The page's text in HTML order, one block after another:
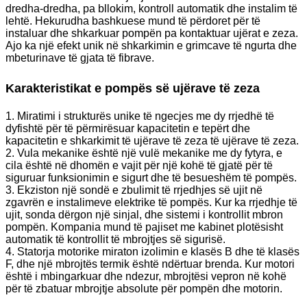
dredha-dredha, pa bllokim, kontroll automatik dhe instalim të
lehtë. Hekurudha bashkuese mund të përdoret për të
instaluar dhe shkarkuar pompën pa kontaktuar ujërat e zeza.
Ajo ka një efekt unik në shkarkimin e grimcave të ngurta dhe
mbeturinave të gjata të fibrave.
Karakteristikat e pompës së ujërave të zeza
1. Miratimi i strukturës unike të ngecjes me dy rrjedhë të
dyfishtë për të përmirësuar kapacitetin e tepërt dhe
kapacitetin e shkarkimit të ujërave të zeza të ujërave të zeza.
2. Vula mekanike është një vulë mekanike me dy fytyra, e
cila është në dhomën e vajit për një kohë të gjatë për të
siguruar funksionimin e sigurt dhe të besueshëm të pompës.
3. Ekziston një sondë e zbulimit të rrjedhjes së ujit në
zgavrën e instalimeve elektrike të pompës. Kur ka rrjedhje të
ujit, sonda dërgon një sinjal, dhe sistemi i kontrollit mbron
pompën. Kompania mund të pajiset me kabinet plotësisht
automatik të kontrollit të mbrojtjes së sigurisë.
4. Statorja motorike miraton izolimin e klasës B dhe të klasës
F, dhe një mbrojtës termik është ndërtuar brenda. Kur motori
është i mbingarkuar dhe ndezur, mbrojtësi vepron në kohë
për të zbatuar mbrojtje absolute për pompën dhe motorin.